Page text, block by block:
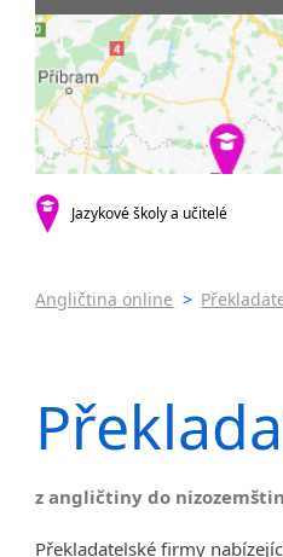
Praha 6
Praha 7
Praha 8
Praha 10
krajská města
Ostrava
Olomouc
Jihlava
malá města podle
Blatnice
Blatnička
Jazykové školy a učitelé
Angličtina online >
z angličtiny do
Překladatelské firmy